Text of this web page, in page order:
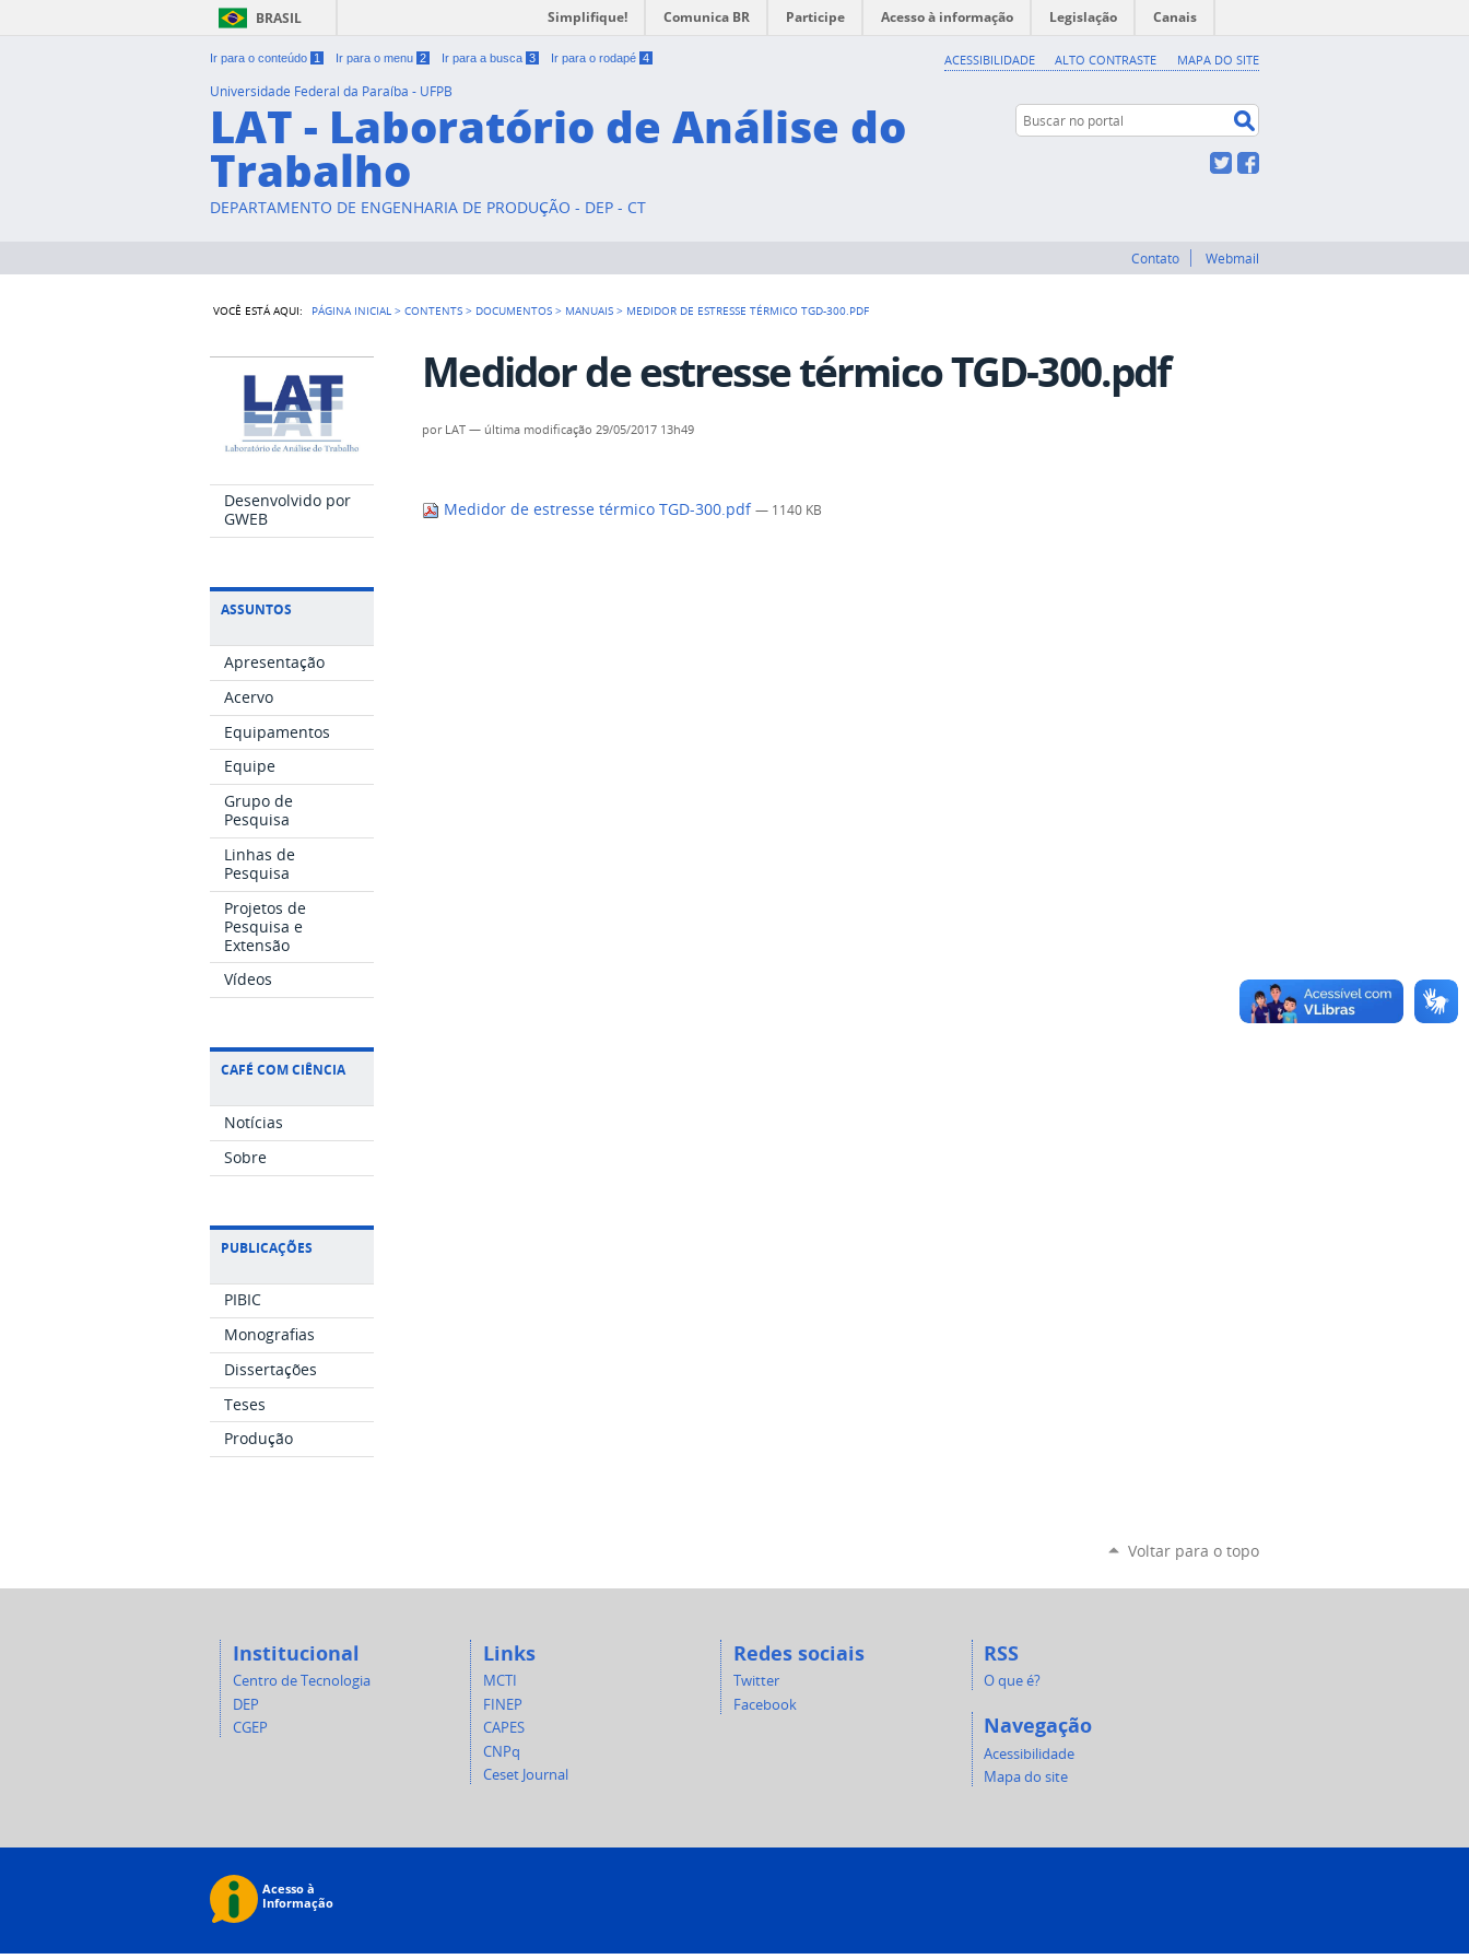
Ir para o conteúdo 1 Ir para o menu 2 Ir para a busca 3 Ir para o rodapé 4 ACESSIBILIDADE ALTO CONTRASTE MAPA DO SITE
BRASIL Simplifique! Comunica BR Participe Acesso à informação Legislação Canais
Universidade Federal da Paraíba - UFPB
LAT - Laboratório de Análise do
Trabalho
DEPARTAMENTO DE ENGENHARIA DE PRODUÇÃO - DEP - CT
Buscar no portal
Twitter
Contato Webmail
VOCÊ ESTÁ AQUI: PÁGINA INICIAL >CONTENTS > DOCUMENTOS > MANUAIS > MEDIDOR DE ESTRESSE TÉRMICO TGD-300.PDF
Desenvolvido por
GWEB
ASSUNTOS
Apresentação
Acervo
Equipamentos
Equipe
Grupo de
Pesquisa
Linhas de
Pesquisa
Projetos de
Pesquisa e
Extensão
Vídeos
CAFÉ COM CIÊNCIA
Notícias
Sobre
PUBLICAÇÕES
PIBIC
Monografias
Dissertações
Teses
Produção
Medidor de estresse térmico TGD-300.pdf
por LAT — última modificação 29/05/2017 13h49
Medidor de estresse térmico TGD-300.pdf— 1140 KB
Voltar para o topo
Institucional
Centro de Tecnologia
DEP
CGEP
Links
MCTI
FINEP
CAPES
CNPq
Ceset Journal
Redes sociais
Twitter
Facebook
RSS
O que é?
Navegação
Acessibilidade
Mapa do site